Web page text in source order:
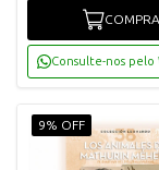
Consulte-nos pelo
9% OFF